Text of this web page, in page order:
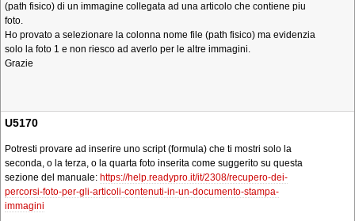
(path fisico) di un immagine collegata ad una articolo che contiene piu
foto.
Ho provato a selezionare la colonna nome file (path fisico) ma evidenzia
solo la foto 1 e non riesco ad averlo per le altre immagini.
Grazie
U5170
Potresti provare ad inserire uno script (formula) che ti mostri solo la
seconda, o la terza, o la quarta foto inserita come suggerito su questa
sezione del manuale: https://help.readypro.it/it/2308/recupero-dei-
percorsi-foto-per-gli-articoli-contenuti-in-un-documento-stampa-
immagini